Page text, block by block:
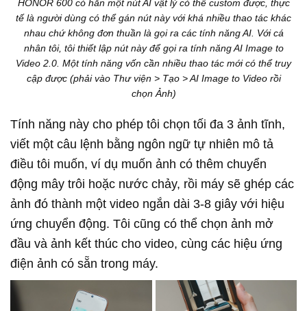
HONOR 600 có hẳn một nút AI vật lý có thể custom được, thực
tế là người dùng có thể gán nút này với khá nhiều thao tác khác
nhau chứ không đơn thuần là gọi ra các tính năng AI. Với cá
nhân tôi, tôi thiết lập nút này để gọi ra tính năng AI Image to
Video 2.0. Một tính năng vốn cần nhiều thao tác mới có thể truy
cập được (phải vào Thư viện > Tạo > AI Image to Video rồi
chọn Ảnh)
Tính năng này cho phép tôi chọn tối đa 3 ảnh tĩnh,
viết một câu lệnh bằng ngôn ngữ tự nhiên mô tả
điều tôi muốn, ví dụ muốn ảnh có thêm chuyển
động mây trôi hoặc nước chảy, rồi máy sẽ ghép các
ảnh đó thành một video ngắn dài 3-8 giây với hiệu
ứng chuyển động. Tôi cũng có thể chọn ảnh mở
đầu và ảnh kết thúc cho video, cùng các hiệu ứng
điện ảnh có sẵn trong máy.